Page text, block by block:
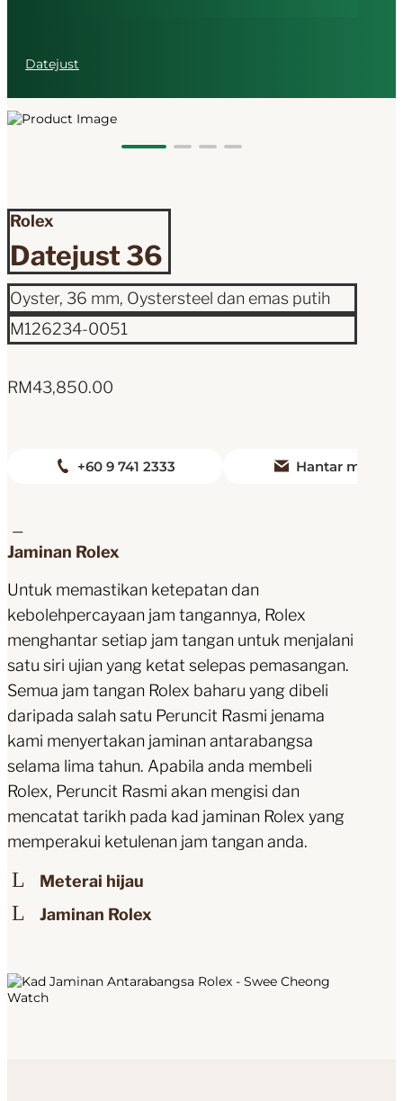
Datejust
Rolex
Datejust 36
Oyster, 36 mm, Oystersteel dan emas putih
M126234-0051
RM43,850.00
+60 9 741 2333 Hantar mesej
Jaminan Rolex
Untuk memastikan ketepatan dan
kebolehpercayaan jam tangannya, Rolex
menghantar setiap jam tangan untuk menjalani
satu siri ujian yang ketat selepas pemasangan.
Semua jam tangan Rolex baharu yang dibeli
daripada salah satu Peruncit Rasmi jenama
kami menyertakan jaminan antarabangsa
selama lima tahun. Apabila anda membeli
Rolex, Peruncit Rasmi akan mengisi dan
mencatat tarikh pada kad jaminan Rolex yang
memperakui ketulenan jam tangan anda.
Meterai hijau
Jaminan Rolex